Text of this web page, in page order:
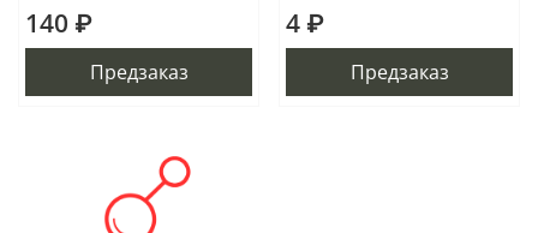
140 ₽
Предзаказ
4 ₽
Предзаказ